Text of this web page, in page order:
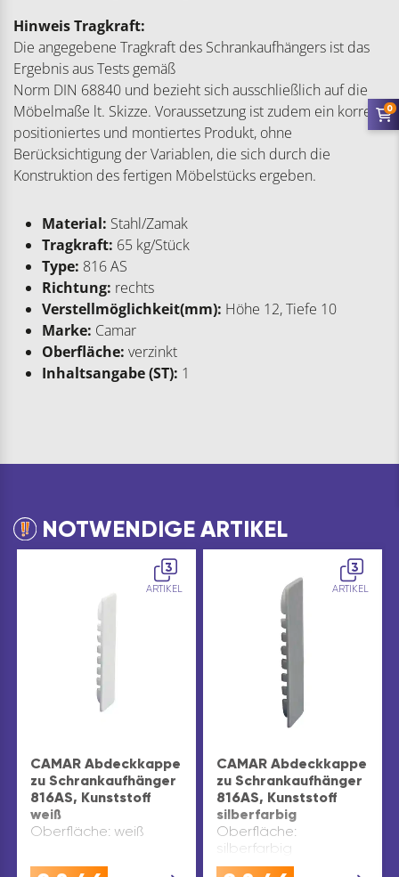
Hinweis Tragkraft:
Die angegebene Tragkraft des Schrankaufhängers ist das
Ergebnis aus Tests gemäß
Norm DIN 68840 und bezieht sich ausschließlich auf die
Möbelmaße lt. Skizze. Voraussetzung ist zudem ein korrekt
positioniertes und montiertes Produkt, ohne
Berücksichtigung der Variablen, die sich durch die
Konstruktion des fertigen Möbelstücks ergeben.
Material: Stahl/Zamak
Tragkraft: 65 kg/Stück
Type: 816 AS
Richtung: rechts
Verstellmöglichkeit(mm): Höhe 12, Tiefe 10
Marke: Camar
Oberfläche: verzinkt
Inhaltsangabe (ST): 1
NOTWENDIGE ARTIKEL
3
ARTIKEL
CAMAR Abdeckkappe
zu Schrankaufhänger
816AS, Kunststoff
weiß
Oberfläche: weiß
3
ARTIKEL
CAMAR Abdeckkappe
zu Schrankaufhänger
816AS, Kunststoff
silberfarbig
Oberfläche:
silberfarbig
0